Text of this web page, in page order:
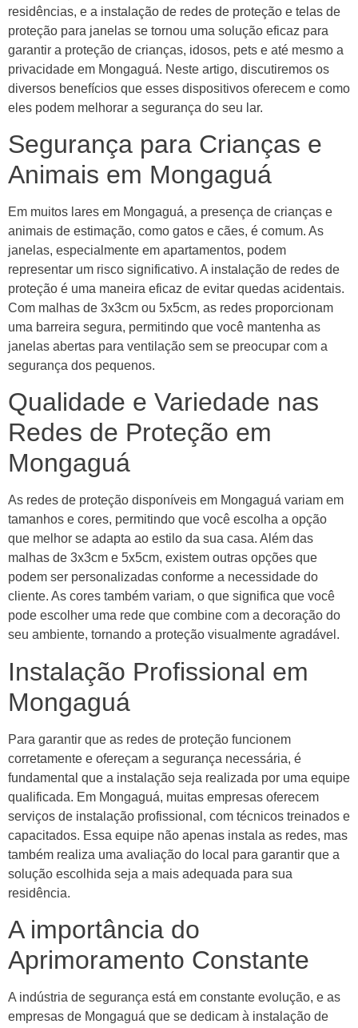
residências, e a instalação de redes de proteção e telas de
proteção para janelas se tornou uma solução eficaz para
garantir a proteção de crianças, idosos, pets e até mesmo a
privacidade em Mongaguá. Neste artigo, discutiremos os
diversos benefícios que esses dispositivos oferecem e como
eles podem melhorar a segurança do seu lar.
Segurança para Crianças e
Animais em Mongaguá
Em muitos lares em Mongaguá, a presença de crianças e
animais de estimação, como gatos e cães, é comum. As
janelas, especialmente em apartamentos, podem
representar um risco significativo. A instalação de redes de
proteção é uma maneira eficaz de evitar quedas acidentais.
Com malhas de 3x3cm ou 5x5cm, as redes proporcionam
uma barreira segura, permitindo que você mantenha as
janelas abertas para ventilação sem se preocupar com a
segurança dos pequenos.
Qualidade e Variedade nas
Redes de Proteção em
Mongaguá
As redes de proteção disponíveis em Mongaguá variam em
tamanhos e cores, permitindo que você escolha a opção
que melhor se adapta ao estilo da sua casa. Além das
malhas de 3x3cm e 5x5cm, existem outras opções que
podem ser personalizadas conforme a necessidade do
cliente. As cores também variam, o que significa que você
pode escolher uma rede que combine com a decoração do
seu ambiente, tornando a proteção visualmente agradável.
Instalação Profissional em
Mongaguá
Para garantir que as redes de proteção funcionem
corretamente e ofereçam a segurança necessária, é
fundamental que a instalação seja realizada por uma equipe
qualificada. Em Mongaguá, muitas empresas oferecem
serviços de instalação profissional, com técnicos treinados e
capacitados. Essa equipe não apenas instala as redes, mas
também realiza uma avaliação do local para garantir que a
solução escolhida seja a mais adequada para sua
residência.
A importância do
Aprimoramento Constante
A indústria de segurança está em constante evolução, e as
empresas de Mongaguá que se dedicam à instalação de